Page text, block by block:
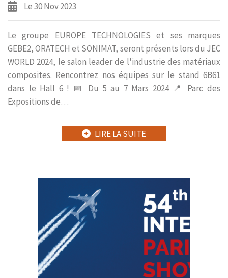
Le 30 Nov 2023
Le groupe EUROPE TECHNOLOGIES et ses marques
GEBE2, ORATECH et SONIMAT, seront présents lors du JEC
WORLD 2024, le salon leader de l'industrie des matériaux
composites. Rencontrez nos équipes sur le stand 6B61
dans le Hall 6 ! 📅 Du 5 au 7 Mars 2024 📍 Parc des
Expositions de…
LIRE LA SUITE